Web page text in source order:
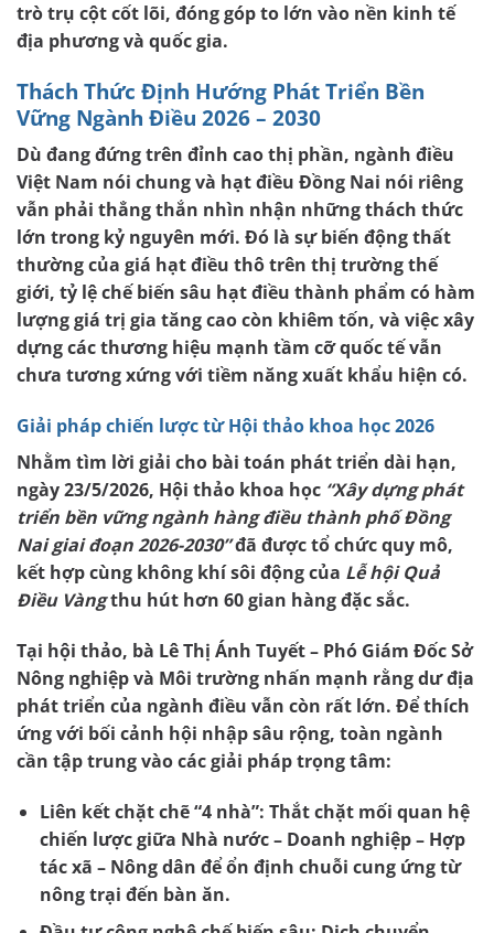
trò trụ cột cốt lõi, đóng góp to lớn vào nền kinh tế
địa phương và quốc gia.
Thách Thức Định Hướng Phát Triển Bền
Vững Ngành Điều 2026 – 2030
Dù đang đứng trên đỉnh cao thị phần, ngành điều
Việt Nam nói chung và hạt điều Đồng Nai nói riêng
vẫn phải thẳng thắn nhìn nhận những thách thức
lớn trong kỷ nguyên mới. Đó là sự biến động thất
thường của giá hạt điều thô trên thị trường thế
giới, tỷ lệchế biến sâu hạt điều thành phẩm có hàm
lượng giá trị gia tăng cao còn khiêm tốn, và việc xây
dựng các thương hiệu mạnh tầm cỡ quốc tế vẫn
chưa tương xứng với tiềm năng xuất khẩu hiện có.
Giải pháp chiến lược từ Hội thảo khoa học 2026
Nhằm tìm lời giải cho bài toán phát triển dài hạn,
ngày 23/5/2026, Hội thảo khoa học “Xây dựng phát
triển bền vững ngành hàng điều thành phố Đồng
Nai giai đoạn 2026-2030”đã được tổ chức quy mô,
kết hợp cùng không khí sôi động của Lễ hội Quả
Điều Vàngthu hút hơn 60 gian hàng đặc sắc.
Tại hội thảo, bà Lê Thị Ánh Tuyết – Phó Giám Đốc Sở
Nông nghiệp và Môi trường nhấn mạnh rằng dư địa
phát triển của ngành điều vẫn còn rất lớn. Để thích
ứng với bối cảnh hội nhập sâu rộng, toàn ngành
cần tập trung vào các giải pháp trọng tâm:
Liên kết chặt chẽ “4 nhà”: Thắt chặt mối quan hệ
chiến lược giữa Nhà nước – Doanh nghiệp – Hợp
tác xã – Nông dân để ổn định chuỗi cung ứng từ
nông trại đến bàn ăn.